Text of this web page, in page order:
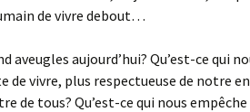
de vivre debout…
aveugles aujourd’hui? Qu’est-ce qui
de vivre, plus respectueuse de notre
de tous? Qu’est-ce qui nous